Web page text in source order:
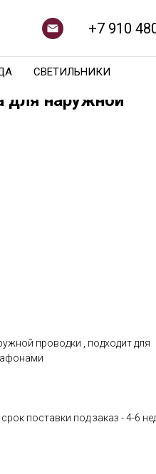
+7 910
СВЕТИЛЬНИКИ
для наружной
проводки , подходит для
поставки под заказ - 4-6